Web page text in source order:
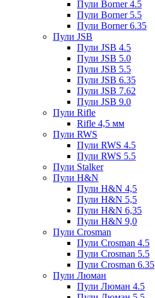
Пули Borner 4.5
Пули Borner 5.5
Пули Borner 6.35
Пули JSB
Пули JSB 4.5
Пули JSB 5.0
Пули JSB 5.5
Пули JSB 6.35
Пули JSB 7.62
Пули JSB 9.0
Пули Rifle
Rifle 4,5 мм
Пули RWS
Пули RWS 4.5
Пули RWS 5.5
Пули Stalker
Пули H&N
Пули H&N 4,5
Пули H&N 5,5
Пули H&N 6,35
Пули H&N 9,0
Пули Crosman
Пули Crosman 4.5
Пули Crosman 5.5
Пули Crosman 6.35
Пули Люман
Пули Люман 4.5